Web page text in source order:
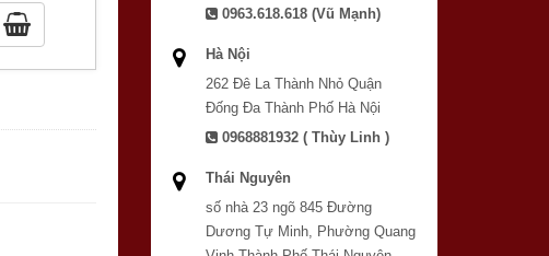
0963.618.618 (Vũ Mạnh)
Hà Nội
262 Đê La Thành Nhỏ Quận
Đống Đa Thành Phố Hà Nội
0968881932 ( Thùy Linh )
Thái Nguyên
số nhà 23 ngõ 845 Đường
Dương Tự Minh, Phường Quang